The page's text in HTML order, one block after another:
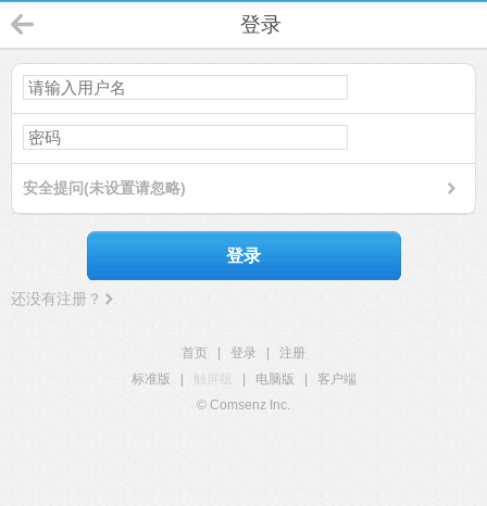
登录
安全提问(未设置请忽略)
登录
还没有注册？
首页 登录
注册
标准版
触屏版 电脑版
客户端
© Comsenz Inc.